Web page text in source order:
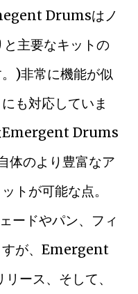
Drumsはノ
主要なキットの
)非常に機能が似
も対応していま
Emergent Drums
体のより豊富なア
トが可能な点。
ードやパン、フィ
すが、Emergent
ース、そして、